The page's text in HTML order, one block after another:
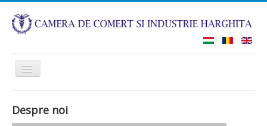
Comută
navigarea
Despre noi